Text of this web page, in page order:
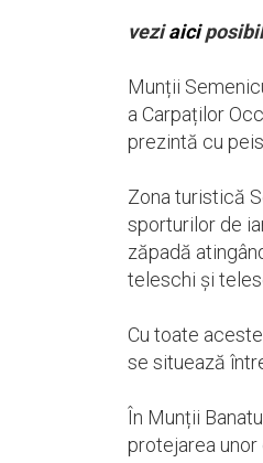
veziaici
Munții
a Carpaților
prezintă cu
Zona turistică
sporturilor de
zăpadă
teleschi și
Cu toate
se situează
În Munții
protejarea